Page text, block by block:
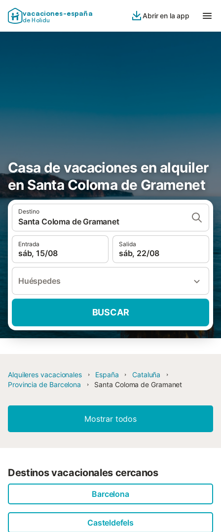
vacaciones-españa
de Holidu
Abrir en la app
Casa de vacaciones en alquiler
en Santa Coloma de Gramenet
Destino
Santa Coloma de Gramanet
Entrada
sáb, 15/08
Salida
sáb, 22/08
Huéspedes
BUSCAR
Alquileres vacacionales España
Cataluña
Provincia de Barcelona
Santa Coloma de Gramanet
Mostrar todos
Destinos vacacionales cercanos
Barcelona
Casteldefels